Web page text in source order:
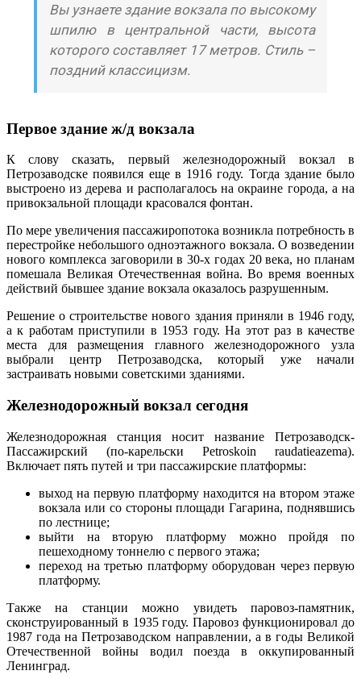
Вы узнаете здание вокзала по высокому
шпилю в центральной части, высота
которого составляет 17 метров. Стиль –
поздний классицизм.
Первое здание ж/д вокзала
К слову сказать, первый железнодорожный вокзал в
Петрозаводске появился еще в 1916 году. Тогда здание было
выстроено из дерева и располагалось на окраине города, а на
привокзальной площади красовался фонтан.
По мере увеличения пассажиропотока возникла потребность в
перестройке небольшого одноэтажного вокзала. О возведении
нового комплекса заговорили в 30-х годах 20 века, но планам
помешала Великая Отечественная война. Во время военных
действий бывшее здание вокзала оказалось разрушенным.
Решение о строительстве нового здания приняли в 1946 году,
а к работам приступили в 1953 году. На этот раз в качестве
места для размещения главного железнодорожного узла
выбрали центр Петрозаводска, который уже начали
застраивать новыми советскими зданиями.
Железнодорожный вокзал сегодня
Железнодорожная станция носит название Петрозаводск-
Пассажирский (по-карельски Petroskoin raudatieazema).
Включает пять путей и три пассажирские платформы:
выход на первую платформу находится на втором этаже
вокзала или со стороны площади Гагарина, поднявшись
по лестнице;
выйти на вторую платформу можно пройдя по
пешеходному тоннелю с первого этажа;
переход на третью платформу оборудован через первую
платформу.
Также на станции можно увидеть паровоз-памятник,
сконструированный в 1935 году. Паровоз функционировал до
1987 года на Петрозаводском направлении, а в годы Великой
Отечественной войны водил поезда в оккупированный
Ленинград.